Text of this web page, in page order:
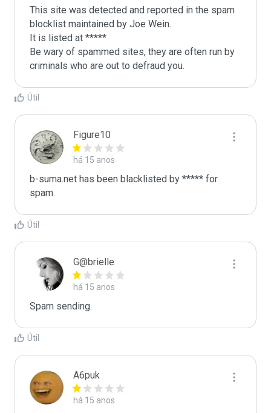
This site was detected and reported in the spam
blocklist maintained by Joe Wein.
It is listed at *****
Be wary of spammed sites, they are often run by
criminals who are out to defraud you.
Útil
Figure10
há 15 anos
b-suma.net has been blacklisted by ***** for
spam.
Útil
G@brielle
há 15 anos
Spam sending.
Útil
A6puk
há 15 anos